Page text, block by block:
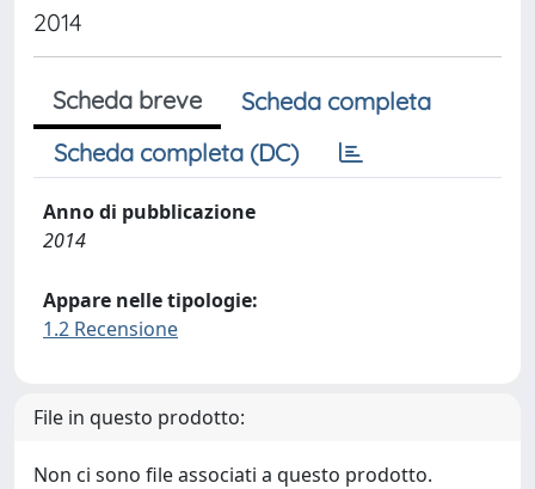
2014
Scheda breve
Scheda completa
Scheda completa (DC)
Anno di pubblicazione
2014
Appare nelle tipologie:
1.2 Recensione
File in questo prodotto:
Non ci sono file associati a questo prodotto.